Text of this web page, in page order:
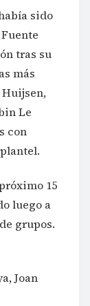
sido
tras su
más
Le
con
15
luego a
grupos.
Joan